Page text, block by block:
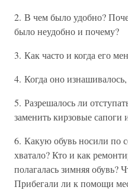
2. В чем было удобно?
было неудобно и почему?
3. Как часто и когда его
4. Когда оно
5. Разрешалось ли
заменить кирзовые сапоги
6. Какую обувь носили по
хватало? Кто и как
полагалась зимняя обувь?
Прибегали ли к помощи